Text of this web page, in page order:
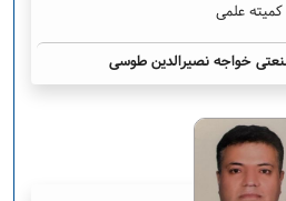
کمیته علمی
خواجه نصیرالدین طوسی